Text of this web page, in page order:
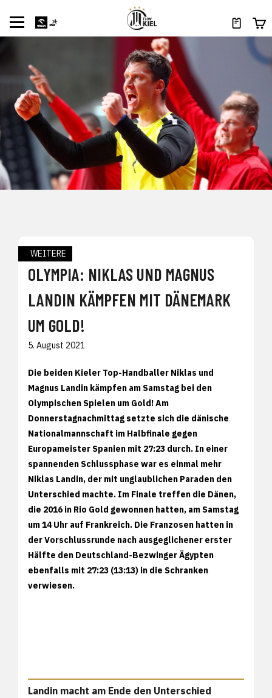
WEITERE
OLYMPIA: NIKLAS UND MAGNUS
LANDIN KÄMPFEN MIT DÄNEMARK
UM GOLD!
5. August 2021
Die beiden Kieler Top-Handballer Niklas und
Magnus Landin kämpfen am Samstag bei den
Olympischen Spielen um Gold! Am
Donnerstagnachmittag setzte sich die dänische
Nationalmannschaft im Halbfinale gegen
Europameister Spanien mit 27:23 durch. In einer
spannenden Schlussphase war es einmal mehr
Niklas Landin, der mit unglaublichen Paraden den
Unterschied machte. Im Finale treffen die Dänen,
die 2016 in Rio Gold gewonnen hatten, am Samstag
um 14 Uhr auf Frankreich. Die Franzosen hatten in
der Vorschlussrunde nach ausgeglichener erster
Hälfte den Deutschland-Bezwinger Ägypten
ebenfalls mit 27:23 (13:13) in die Schranken
verwiesen.
Landin macht am Ende den Unterschied